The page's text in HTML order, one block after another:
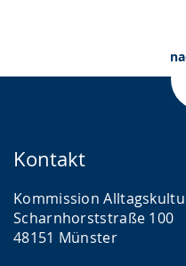
Kontakt
Kommission
Scharnhorststraße 100
48151 Münster